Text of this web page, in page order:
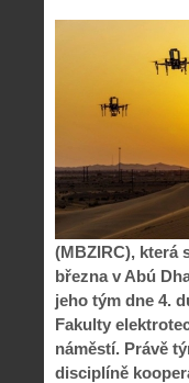
(MBZIRC), která
března v Abú
jeho tým dne 4.
Fakulty
náměstí. Právě
disciplíně